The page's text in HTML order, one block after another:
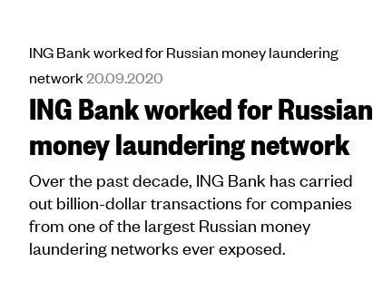
ING Bank worked for Russian money laundering
network20.09.2020
ING Bank worked for Russian
money laundering network
Over the past decade, ING Bank has carried
out billion-dollar transactions for companies
from one of the largest Russian money
laundering networks ever exposed.